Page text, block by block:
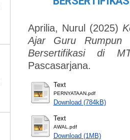
Aprilia, Nurul (2025)
Ajar Guru Rumpun
Bersertifikasi di
Pascasarjana.
Text
PERNYATAAN.pdf
Download (784kB)
Text
AWAL.pdf
Download (1MB)